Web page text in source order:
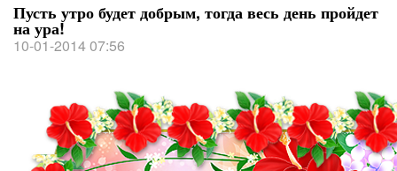
Пусть утро будет добрым, тогда весь день пройдет
на ура!
10-01-2014 07:56